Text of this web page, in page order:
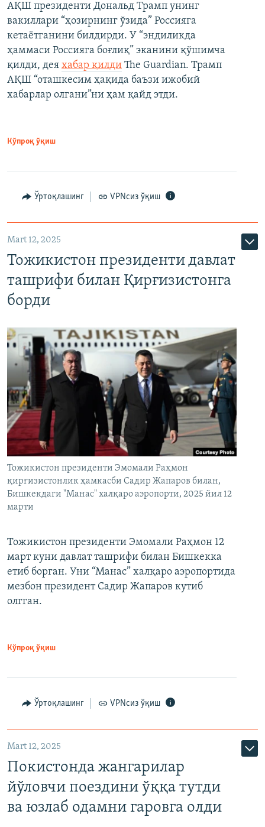
АҚШ президенти Дональд Трамп унинг
вакиллари “ҳозирнинг ўзида” Россияга
кетаётганини билдирди. У “эндиликда
ҳаммаси Россияга боғлиқ” эканини қўшимча
қилди, дея хабар қилди The Guardian. Трамп
АҚШ “оташкесим ҳақида баъзи ижобий
хабарлар олгани”ни ҳам қайд этди.
Кўпроқ ўқиш
Ўртоқлашинг VPNсиз ўқиш
Mart 12, 2025
Тожикистон президенти давлат
ташрифи билан Қирғизистонга
борди
Тожикистон президенти Эмомали Раҳмон
қирғизистонлик ҳамкасби Садир Жапаров билан,
Бишкекдаги "Манас" халқаро аэропорти, 2025 йил 12
марти
Тожикистон президенти Эмомали Раҳмон 12
март куни давлат ташрифи билан Бишкекка
етиб борган. Уни “Манас” халқаро аэропортида
мезбон президент Садир Жапаров кутиб
олгган.
Кўпроқ ўқиш
Ўртоқлашинг VPNсиз ўқиш
Mart 12, 2025
Покистонда жангарилар
йўловчи поездини ўққа тутди
ва юзлаб одамни гаровга олди